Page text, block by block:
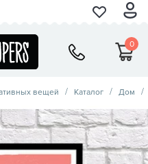
0
вещей Каталог Дом